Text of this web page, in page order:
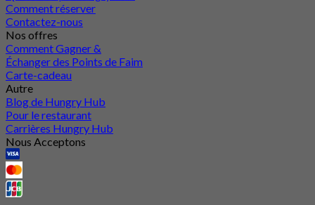
Comment réserver
Contactez-nous
Nos offres
Comment Gagner &
Échanger des Points de Faim
Carte-cadeau
Autre
Blog de Hungry Hub
Pour le restaurant
Carrières Hungry Hub
Nous Acceptons